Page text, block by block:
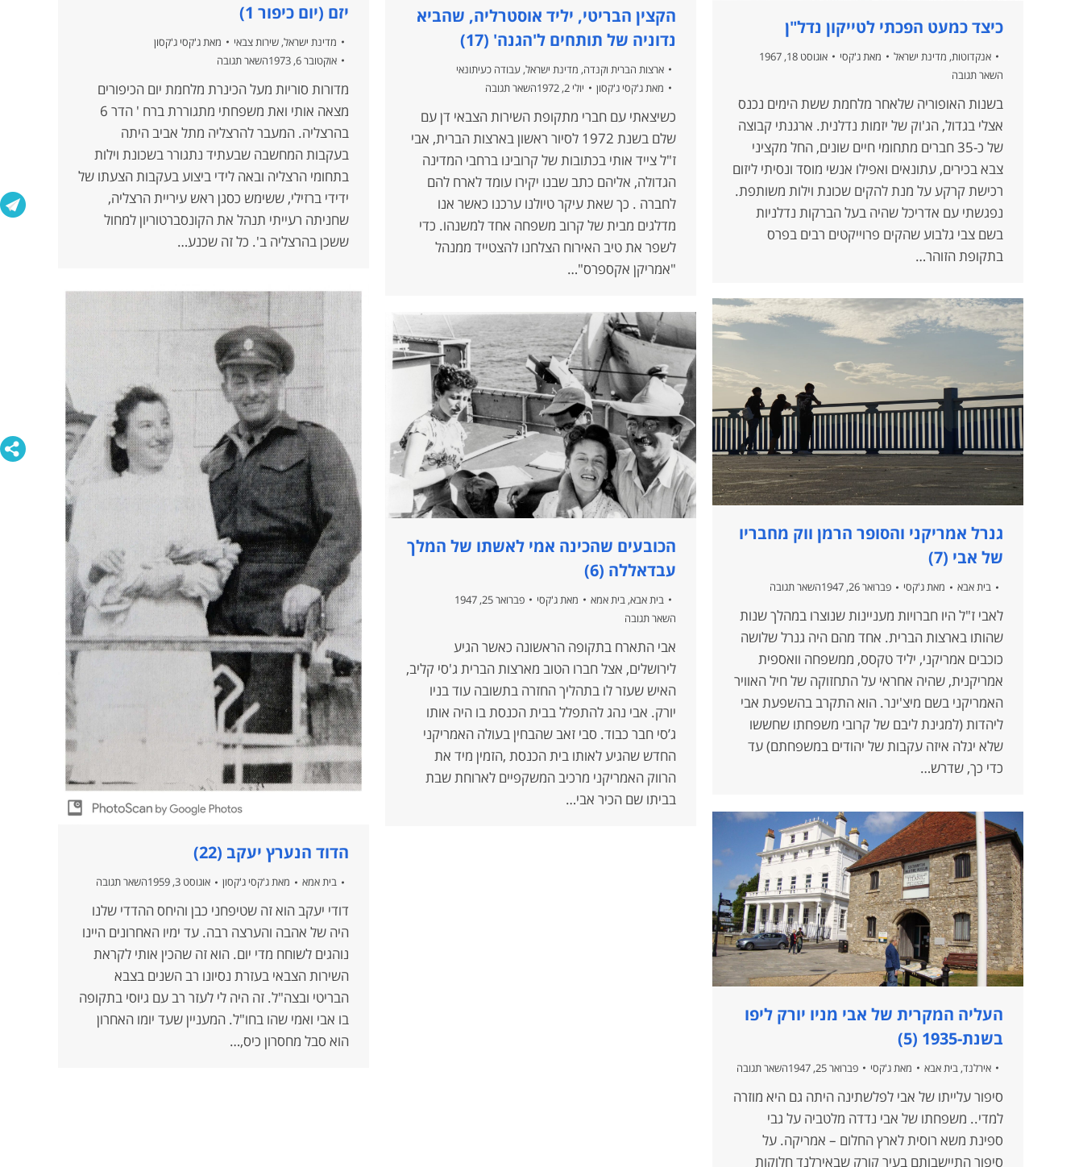
יזם (יום כיפור 1)
מדינת ישראל, שירות צבאי מאת ג'קסי ג'קסון
אוקטובר 6, 1973
השאר תגובה
מדורות סוריות מעל הכינרת מלחמת יום הכיפורים
מצאה אותי ואת משפחתי מתגוררת ברח ' הדר 6
בהרצליה. המעבר להרצליה מתל אביב היתה
בעקבות המחשבה שבעתיד נתגורר בשכונת וילות
בתחומי הרצליה ובאה לידי ביצוע בעקבות הצעתו של
ידידי ברזילי, ששימש כסגן ראש עיריית הרצליה,
שחניתה רעייתי תנהל את הקונסברטוריון למחול
ששכן בהרצליה ב'. כל זה שכנע…
הקצין הבריטי, יליד אוסטרליה, שהביא
נדוניה של תותחים ל'הגנה' (17)
ארצות הברית וקנדה, מדינת ישראל, עבודה כעיתונאי
מאתג'קסי ג'קסון יולי 2, 1972 השאר תגובה
כשיצאתי עם חברי מתקופת השירות הצבאי דן עם
שלם בשנת 1972 לסיור ראשון בארצות הברית, אבי
ז"ל צייד אותי בכתובות של קרובינו ברחבי המדינה
הגדולה, אליהם כתב שבנו יקירו עומד לארח להם
לחברה . כך שאת עיקר טיולנו ערכנו כאשר אנו
מדלגים מבית של קרוב משפחה אחד למשנהו. כדי
לשפר את טיב האירוח הצלחנו להצטייד ממנהל
"אמריקן אקספרס"…
כיצד כמעט הפכתי לטייקון נדל"ן
אנקדוטות, מדינת ישראל מאתג'קסי
אוגוסט 18, 1967
השאר תגובה
בשנות האופוריה שלאחר מלחמת ששת הימים נכנס
אצלי בגדול, הג'וק של יזמות נדלנית. ארגנתי קבוצה
של כ-35 חברים מתחומי חיים שונים, החל מקציני
צבא בכירים, עתונאים ואפילו אנשי מוסד ונסיתי ליזום
רכישת קרקע על מנת להקים שכונת וילות משותפת.
נפגשתי עם אדריכל שהיה בעל הברקות נדלניות
בשם צבי גלבוע שהקים פרוייקטים רבים בפרס
בתקופת הזוהר…
הדוד הנערץ יעקב (22)
בית אמא מאתג'קסי ג'קסון אוגוסט 3, 1959 השאר תגובה
דודי יעקב הוא זה שטיפחני כבן והיחס ההדדי שלנו
היה של אהבה והערצה רבה. עד ימיו האחרונים היינו
נוהגים לשוחח מדי יום. הוא זה שהכין אותי לקראת
השירות הצבאי בעזרת נסיונו רב השנים בצבא
הבריטי ובצה"ל. זה היה לי לעזר רב עם גיוסי בתקופה
בו אבי ואמי שהו בחו"ל. המעניין שעד יומו האחרון
הוא סבל מחסרון כיס,…
גנרל אמריקני והסופר הרמן ווק מחבריו
של אבי (7)
בית אבא מאתג'קסי פברואר 26, 1947 השאר תגובה
לאבי ז"ל היו חברויות מעניינות שנוצרו במהלך שנות
שהותו בארצות הברית. אחד מהם היה גנרל שלושה
כוכבים אמריקני, יליד טקסס, ממשפחה וואספית
אמריקנית, שהיה אחראי על התחזוקה של חיל האוויר
האמריקני בשם מיצ'ינר. הוא התקרב בהשפעת אבי
ליהדות (למגינת ליבם של קרובי משפחתו שחששו
שלא יגלה איזה עקבות של יהודים במשפחתם) עד
כדי כך, שדרש…
הכובעים שהכינה אמי לאשתו של המלך
עבדאללה (6)
בית אבא, בית אמא מאתג'קסי
פברואר 25, 1947
השאר תגובה
אבי התארח בתקופה הראשונה כאשר הגיע
לירושלים, אצל חברו הטוב מארצות הברית ג'סי קליב,
האיש שעזר לו בתהליך החזרה בתשובה עוד בניו
יורק. אבי נהג להתפלל בבית הכנסת בו היה אותו
ג’סי חבר כבוד. סבי זאב שהבחין בעולה האמריקני
החדש שהגיע לאותו בית הכנסת ,הזמין מיד את
הרווק האמריקני מרכיב המשקפיים לארוחת שבת
בביתו שם הכיר אבי…
העליה המקרית של אבי מניו יורק ליפו
בשנת-1935 (5)
אירלנד, בית אבא מאתג'קסי פברואר 25, 1947 השאר תגובה
סיפור עלייתו של אבי לפלשתינה היתה גם היא מוזרה
למדי.. משפחתו של אבי נדדה מלטביה על גבי
ספינת משא רוסית לארץ החלום – אמריקה. על
סיפור התיישבותם בעיר קורק שבאירלנד חלוקות